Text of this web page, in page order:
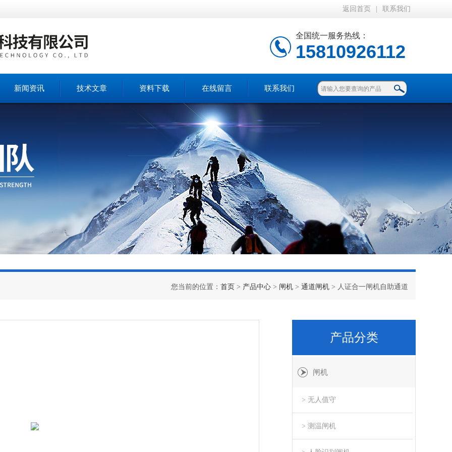
返回首页 联系我们
全国统一服务热线：
15810926112
新闻资讯 技术文章 资料下载 在线留言 联系我们
您当前的位置： 首页 > 产品中心 > 闸机 > 通道闸机 > 人证合一闸机自助通道
产品分类
闸机
> 无人值守
> 测温闸机